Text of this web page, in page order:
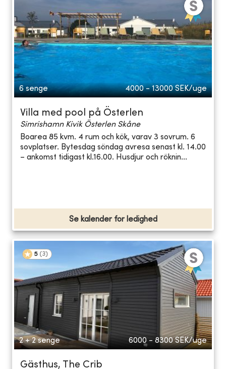
6 senge 4000 - 13000 SEK/uge
Villa med pool på Österlen
Simrishamn Kivik Österlen Skåne
Boarea 85 kvm. 4 rum och kök, varav 3 sovrum. 6
sovplatser. Bytesdag söndag avresa senast kl. 14.00
– ankomst tidigast kl.16.00. Husdjur och röknin...
Se kalender for ledighed
5 (3)
2 + 2 senge 6000 - 8300 SEK/uge
Gästhus, The Crib